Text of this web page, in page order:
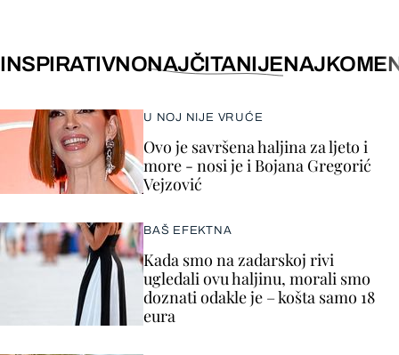
INSPIRATIVNONAJČITANIJE
U NOJ NIJE VRUĆE
Ovo je savršena haljina za ljeto i
more - nosi je i Bojana Gregorić
Vejzović
BAŠ EFEKTNA
Kada smo na zadarskoj rivi
ugledali ovu haljinu, morali smo
doznati odakle je – košta samo 18
eura